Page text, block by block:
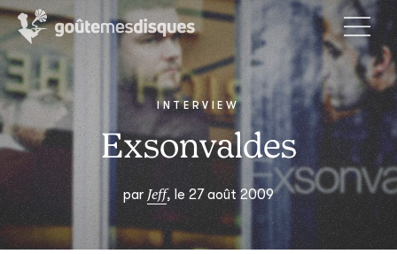
INTERVIEW
Exsonvaldes
par Jeff, le 27 août 2009